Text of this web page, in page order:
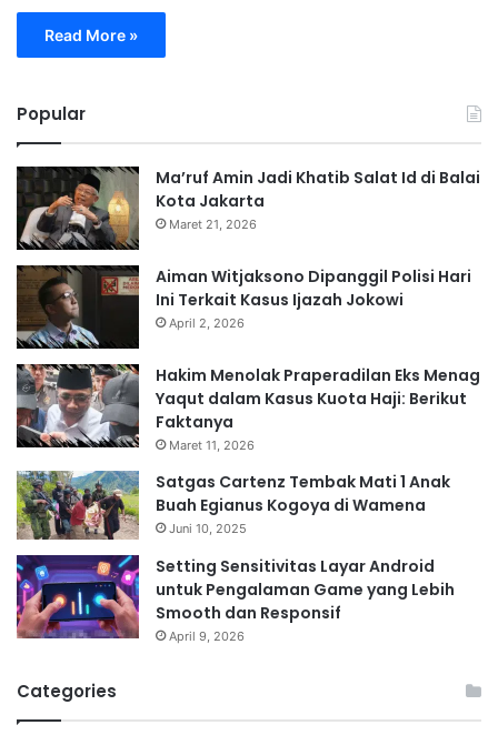
Read More »
Popular
Ma’ruf Amin Jadi Khatib Salat Id di Balai
Kota Jakarta
Maret 21, 2026
Aiman Witjaksono Dipanggil Polisi Hari
Ini Terkait Kasus Ijazah Jokowi
April 2, 2026
Hakim Menolak Praperadilan Eks Menag
Yaqut dalam Kasus Kuota Haji: Berikut
Faktanya
Maret 11, 2026
Satgas Cartenz Tembak Mati 1 Anak
Buah Egianus Kogoya di Wamena
Juni 10, 2025
Setting Sensitivitas Layar Android
untuk Pengalaman Game yang Lebih
Smooth dan Responsif
April 9, 2026
Categories